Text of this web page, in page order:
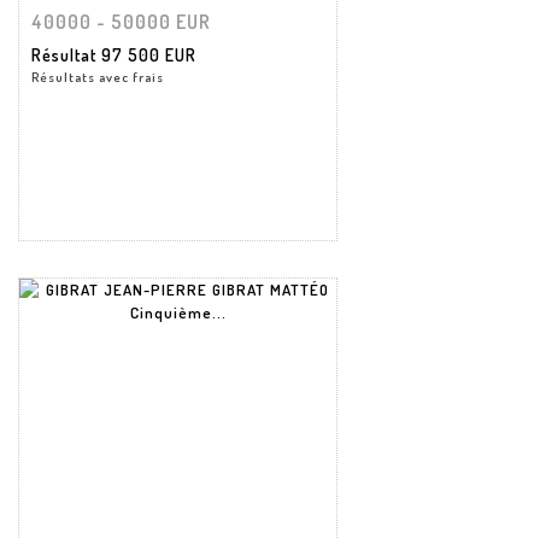
40000 - 50000 EUR
Résultat 97 500 EUR
Résultats avec frais